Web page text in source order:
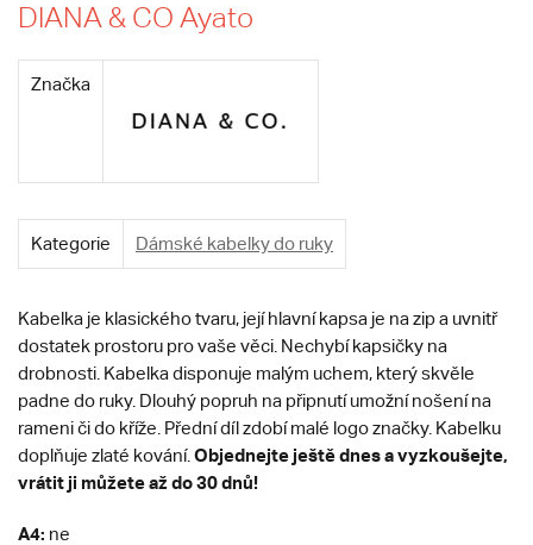
DIANA & CO Ayato
Značka
Kategorie Dámské kabelky do ruky
Kabelka je klasického tvaru, její hlavní kapsa je na zip a uvnitř
dostatek prostoru pro vaše věci. Nechybí kapsičky na
drobnosti. Kabelka disponuje malým uchem, který skvěle
padne do ruky. Dlouhý popruh na připnutí umožní nošení na
rameni či do kříže. Přední díl zdobí malé logo značky. Kabelku
doplňuje zlaté kování. Objednejte ještě dnes a vyzkoušejte,
vrátit ji můžete až do 30 dnů!
A4: ne